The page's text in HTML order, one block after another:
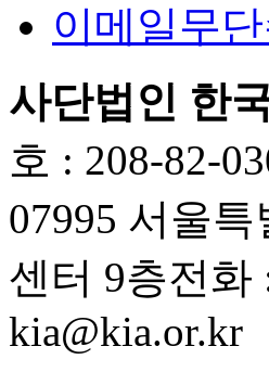
이메일무
사단법인 한
호 : 208-82-
07995 서울
센터 9층전화
kia@kia.or.kr